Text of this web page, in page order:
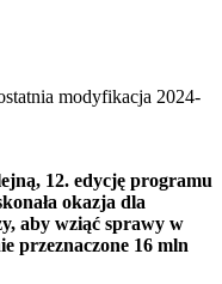
modyfikacja 2024-
12. edycję programu
okazja dla
aby wziąć sprawy w
przeznaczone 16 mln